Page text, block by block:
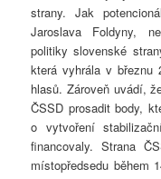
strany. Jak
Jaroslava Foldyny,
politiky slovenské
která vyhrála v březnu
hlasů. Zároveň uvádí,
ČSSD prosadit body,
o vytvoření
financovaly. Strana
místopředsedu během